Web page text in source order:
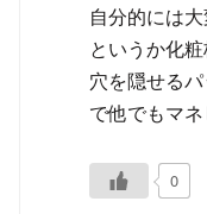
自分的には
というか化
穴を隠せる
で他でもマネ
0